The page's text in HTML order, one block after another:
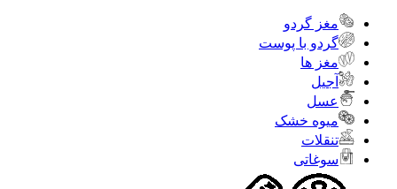
مغز گردو
گردو با پوست
مغز ها
آجیل
عسل
میوه خشک
تنقلات
سوغاتی